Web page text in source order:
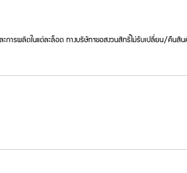
ะการผลิตในแต่ละล็อต ทางบริษัทฯขอสงวนสิทธิ์ไม่รับเปลี่ยน/คืนสิน